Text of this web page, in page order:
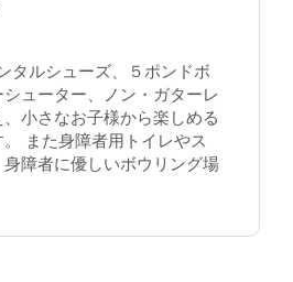
タルシューズ、５ポンドボ
ューター、ノン・ガターレ
小さなお子様から楽しめる
また身障者用トイレやス
障者に優しいボウリング場